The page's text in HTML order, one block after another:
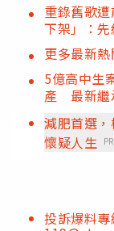
重錄舊歌
下架」：
更多最新
5億高中生
產 最新繼
減肥首選
懷疑人生 PR
投訴爆料專